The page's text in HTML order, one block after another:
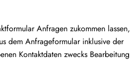
Anfragen zukommen lassen,
dem Anfrageformular inklusive der
Kontaktdaten zwecks Bearbeitung